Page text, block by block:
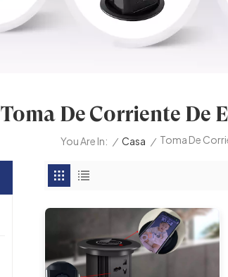
Toma De Corriente De
You Are In: / Casa / Toma De